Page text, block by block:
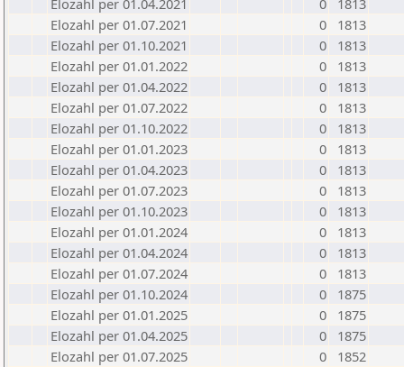
Elozahl per 01.04.2021
0
1813
Elozahl per 01.07.2021
0
1813
Elozahl per 01.10.2021
0
1813
Elozahl per 01.01.2022
0
1813
Elozahl per 01.04.2022
0
1813
Elozahl per 01.07.2022
0
1813
Elozahl per 01.10.2022
0
1813
Elozahl per 01.01.2023
0
1813
Elozahl per 01.04.2023
0
1813
Elozahl per 01.07.2023
0
1813
Elozahl per 01.10.2023
0
1813
Elozahl per 01.01.2024
0
1813
Elozahl per 01.04.2024
0
1813
Elozahl per 01.07.2024
0
1813
Elozahl per 01.10.2024
0
1875
Elozahl per 01.01.2025
0
1875
Elozahl per 01.04.2025
0
1875
Elozahl per 01.07.2025
0
1852